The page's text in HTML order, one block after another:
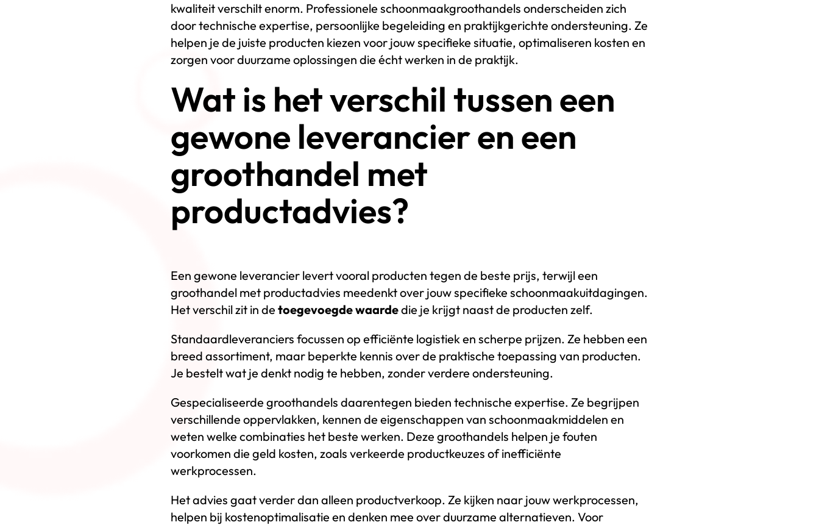
kwaliteit verschilt enorm. Professionele schoonmaakgroothandels onderscheiden zich
door technische expertise, persoonlijke begeleiding en praktijkgerichte ondersteuning. Ze
helpen je de juiste producten kiezen voor jouw specifieke situatie, optimaliseren kosten en
zorgen voor duurzame oplossingen die écht werken in de praktijk.
Wat is het verschil tussen een
gewone leverancier en een
groothandel met
productadvies?
Een gewone leverancier levert vooral producten tegen de beste prijs, terwijl een
groothandel met productadvies meedenkt over jouw specifieke schoonmaakuitdagingen.
Het verschil zit in de toegevoegde waardedie je krijgt naast de producten zelf.
Standaardleveranciers focussen op efficiënte logistiek en scherpe prijzen. Ze hebben een
breed assortiment, maar beperkte kennis over de praktische toepassing van producten.
Je bestelt wat je denkt nodig te hebben, zonder verdere ondersteuning.
Gespecialiseerde groothandels daarentegen bieden technische expertise. Ze begrijpen
verschillende oppervlakken, kennen de eigenschappen van schoonmaakmiddelen en
weten welke combinaties het beste werken. Deze groothandels helpen je fouten
voorkomen die geld kosten, zoals verkeerde productkeuzes of inefficiënte
werkprocessen.
Het advies gaat verder dan alleen productverkoop. Ze kijken naar jouw werkprocessen,
helpen bij kostenoptimalisatie en denken mee over duurzame alternatieven. Voor